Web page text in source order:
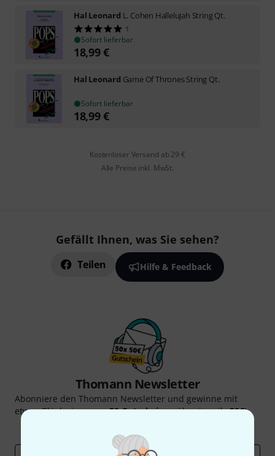
Hal Leonard L. Cohen Hallelujah String Qt.
1
Sofort lieferbar
18,99€
Hal Leonard Game Of Thrones String Qt.
Sofort lieferbar
18,99€
Kostenloser Versand ab 29 €
Alle Preise inkl. MwSt.
Gefällt Ihnen, was Sie sehen?
Teilen Hilfe & Feedback
Thomann Newsletter
Abonniere den Thomann Newsletter und gewinne mit
etwas Glück einen von50 Gutscheinenüber jeweils50€!